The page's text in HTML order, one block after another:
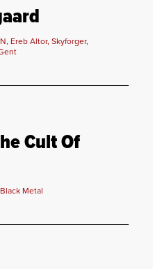
Ereb Altor, Skyforger,
Cult Of
Metal